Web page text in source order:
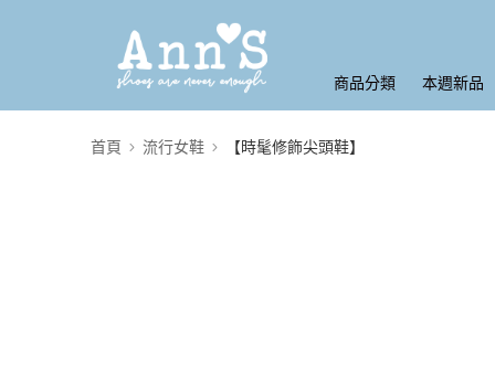
商品分類 本週新品
首頁 流行女鞋 【時髦修飾尖頭鞋】